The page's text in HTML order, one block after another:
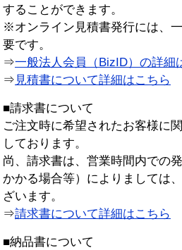
することができます。
※オンライン見積書発行には、
要です。
⇒一般法人会員（BizID）の詳細
⇒ 見積書について詳細はこちら
■請求書について
ご注文時に希望されたお客様に
しております。
尚、請求書は、営業時間内での
かかる場合等）によりましては
ざいます。
⇒請求書について詳細はこちら
■納品書について